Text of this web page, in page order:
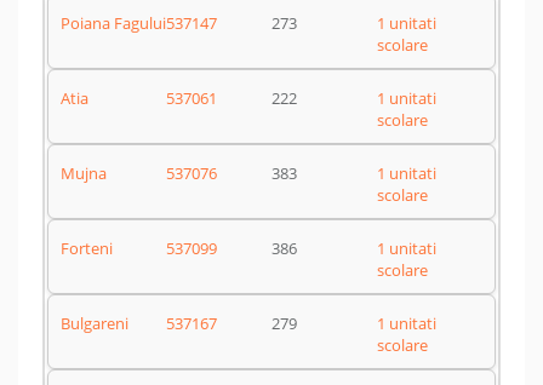
Poiana Fagului537147 273
1 unitati
scolare
Atia 537061 222
1 unitati
scolare
Mujna 537076 383
1 unitati
scolare
Forteni 537099 386
1 unitati
scolare
Bulgareni 537167 279
1 unitati
scolare